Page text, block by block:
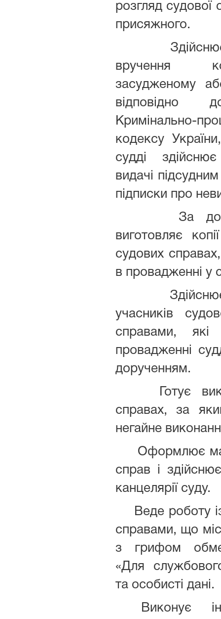
розгляд судової
присяжного.
Здійснює
вручення
засудженому
Кримінально-
кодексу
судді
видачі
підписки про
За
виготовляє
судових
в провадженні у
Здійснює
учасників
справами, які
провадженні
дорученням.
Готує
справах, за
негайне
Оформлює
справ і
канцелярії суду.
Веде роботу
справами, що
з грифом
«Для
та особисті дані.
Виконує